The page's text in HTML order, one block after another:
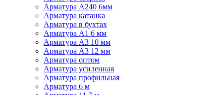
Арматура А240 6мм
Арматура катанка
Арматура в бухтах
Арматура А1 6 мм
Арматура А3 10 мм
Арматура А3 12 мм
Арматура оптом
Арматура усиленная
Арматура профильная
Арматура 6 м